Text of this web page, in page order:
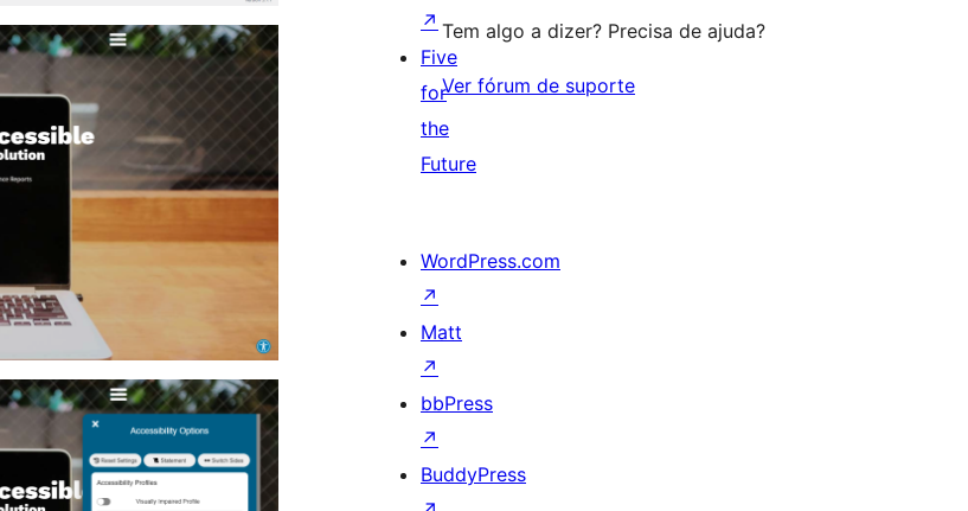
Tem algo a dizer? Precisa de ajuda?
Ver fórum de suporte
↗
Five
for
the
Future
WordPress.com
↗
Matt
↗
bbPress
↗
BuddyPress